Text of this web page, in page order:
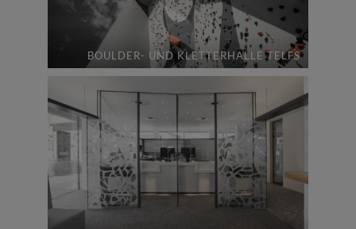
BOULDER- UND KLETTERHALLE TELFS